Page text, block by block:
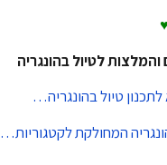
לטיול בהונגריה
טיול בהונגריה…
המחולקת לקטגוריות…